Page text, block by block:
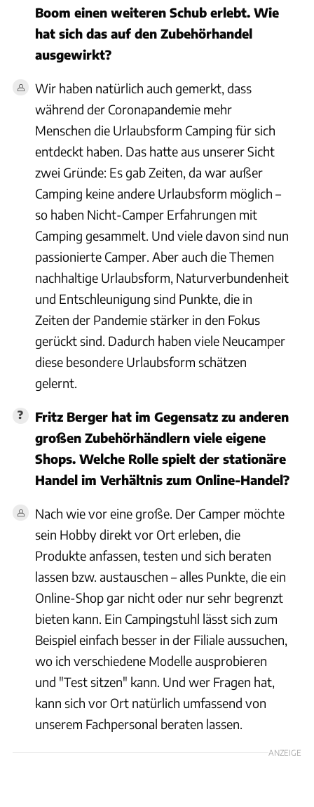
Boom einen weiteren Schub erlebt. Wie
hat sich das auf den Zubehörhandel
ausgewirkt?
Wir haben natürlich auch gemerkt, dass
während der Coronapandemie mehr
Menschen die Urlaubsform Camping für sich
entdeckt haben. Das hatte aus unserer Sicht
zwei Gründe: Es gab Zeiten, da war außer
Camping keine andere Urlaubsform möglich –
so haben Nicht-Camper Erfahrungen mit
Camping gesammelt. Und viele davon sind nun
passionierte Camper. Aber auch die Themen
nachhaltige Urlaubsform, Naturverbundenheit
und Entschleunigung sind Punkte, die in
Zeiten der Pandemie stärker in den Fokus
gerückt sind. Dadurch haben viele Neucamper
diese besondere Urlaubsform schätzen
gelernt.
Fritz Berger hat im Gegensatz zu anderen
großen Zubehörhändlern viele eigene
Shops. Welche Rolle spielt der stationäre
Handel im Verhältnis zum Online-Handel?
Nach wie vor eine große. Der Camper möchte
sein Hobby direkt vor Ort erleben, die
Produkte anfassen, testen und sich beraten
lassen bzw. austauschen – alles Punkte, die ein
Online-Shop gar nicht oder nur sehr begrenzt
bieten kann. Ein Campingstuhl lässt sich zum
Beispiel einfach besser in der Filiale aussuchen,
wo ich verschiedene Modelle ausprobieren
und "Test sitzen" kann. Und wer Fragen hat,
kann sich vor Ort natürlich umfassend von
unserem Fachpersonal beraten lassen.
ANZEIGE